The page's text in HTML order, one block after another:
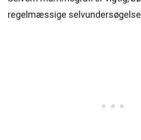
regelmæssige